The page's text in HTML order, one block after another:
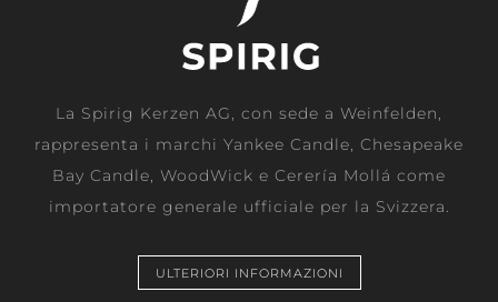
La Spirig Kerzen AG, con sede a Weinfelden,
rappresenta i marchi Yankee Candle, Chesapeake
Bay Candle, WoodWick e Cerería Mollá come
importatore generale ufficiale per la Svizzera.
ULTERIORI INFORMAZIONI